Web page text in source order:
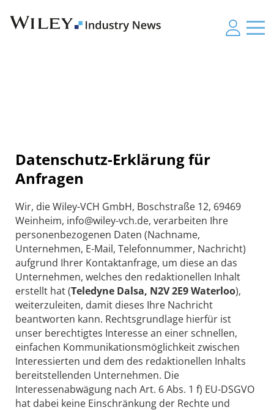
Datenschutz-Erklärung für
Anfragen
Wir, die Wiley-VCH GmbH, Boschstraße 12, 69469
Weinheim, info@wiley-vch.de, verarbeiten Ihre
personenbezogenen Daten (Nachname,
Unternehmen, E-Mail, Telefonnummer, Nachricht)
aufgrund Ihrer Kontaktanfrage, um diese an das
Unternehmen, welches den redaktionellen Inhalt
erstellt hat (Teledyne Dalsa, N2V 2E9 Waterloo),
weiterzuleiten, damit dieses Ihre Nachricht
beantworten kann. Rechtsgrundlage hierfür ist
unser berechtigtes Interesse an einer schnellen,
einfachen Kommunikationsmöglichkeit zwischen
Interessierten und dem des redaktionellen Inhalts
bereitstellenden Unternehmen. Die
Interessenabwägung nach Art. 6 Abs. 1 f) EU-DSGVO
hat dabei keine Einschränkung der Rechte und